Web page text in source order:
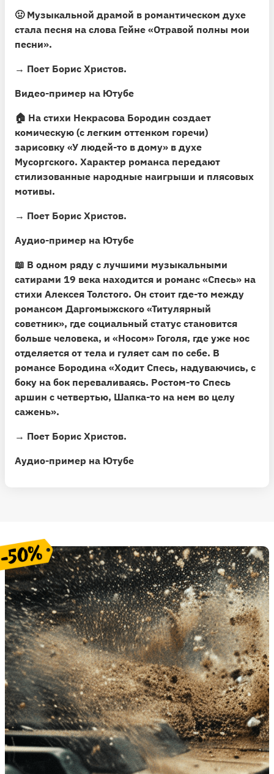
🤢 Музыкальной драмой в романтическом духе
стала песня на слова Гейне «Отравой полны мои
песни».
→ Поет Борис Христов.
Видео-пример на Ютубе
🏠 На стихи Некрасова Бородин создает
комическую (с легким оттенком горечи)
зарисовку «У людей-то в дому» в духе
Мусоргского. Характер романса передают
стилизованные народные наигрыши и плясовых
мотивы.
→ Поет Борис Христов.
Аудио-пример на Ютубе
📖 В одном ряду с лучшими музыкальными
сатирами 19 века находится и романс «Спесь» на
стихи Алексея Толстого. Он стоит где-то между
романсом Даргомыжского «Титулярный
советник», где социальный статус становится
больше человека, и «Носом» Гоголя, где уже нос
отделяется от тела и гуляет сам по себе. В
романсе Бородина «Ходит Спесь, надуваючись, с
боку на бок переваливаясь. Ростом-то Спесь
аршин с четвертью, Шапка-то на нем во целу
сажень».
→ Поет Борис Христов.
Аудио-пример на Ютубе